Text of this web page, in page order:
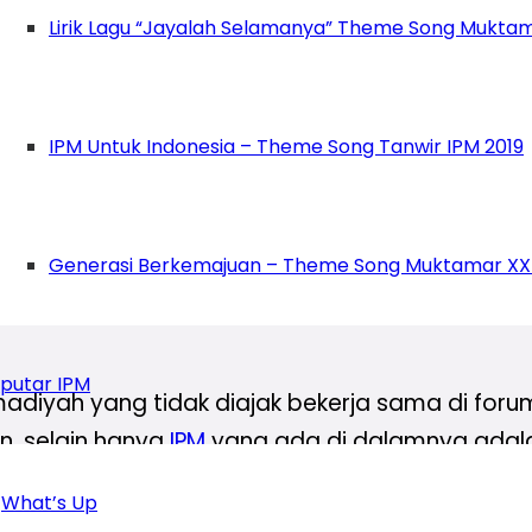
Lirik Lagu “Jayalah Selamanya” Theme Song
IPM Untuk Indonesia – Theme Song Tanwir IPM 2019
Generasi Berkemajuan – Theme Song Muktamar
IPM
What’s Up
mentoring tiap pekan, kultum tiap bakda
guru agama islam sebagai pembina
pihak sekolah. Terkadang di antara
sangat mendukung kegiatan
secara penuh berbagai aktivitasnya
suatu sekolah menjalin kerja sama
itu, rohis di beberapa sekolah
yang tidak diajak bekerja sama di
selain hanya IPM yang ada di dalamnya
IPM. Alasan yang belakangan ini baru saya